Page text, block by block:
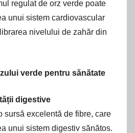
regulat de orz verde poate
unui sistem cardiovascular
nivelului de zahăr din
verde pentru sănătate
digestive
sursă excelentă de fibre, care
unui sistem digestiv sănătos.